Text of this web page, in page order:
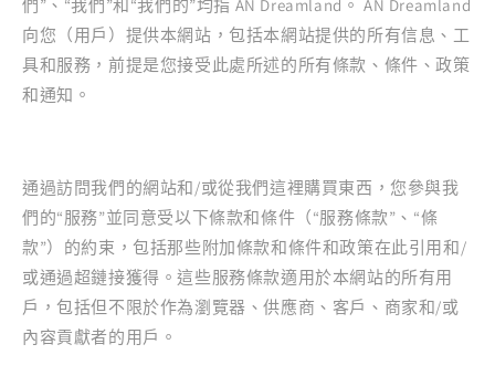
們”、“我們”和“我們的”均指 AN Dreamland 。AN Dreamland
向您（用戶）提供本網站，包括本網站提供的所有信息、工
具和服務，前提是您接受此處所述的所有條款、條件、政策
和通知。
通過訪問我們的網站和/或從我們這裡購買東西，您參與我
們的“服務”並同意受以下條款和條件（“服務條款”、“條
款”）的約束，包括那些附加條款和條件和政策在此引用和/
或通過超鏈接獲得。這些服務條款適用於本網站的所有用
戶，包括但不限於作為瀏覽器、供應商、客戶、商家和/或
內容貢獻者的用戶。